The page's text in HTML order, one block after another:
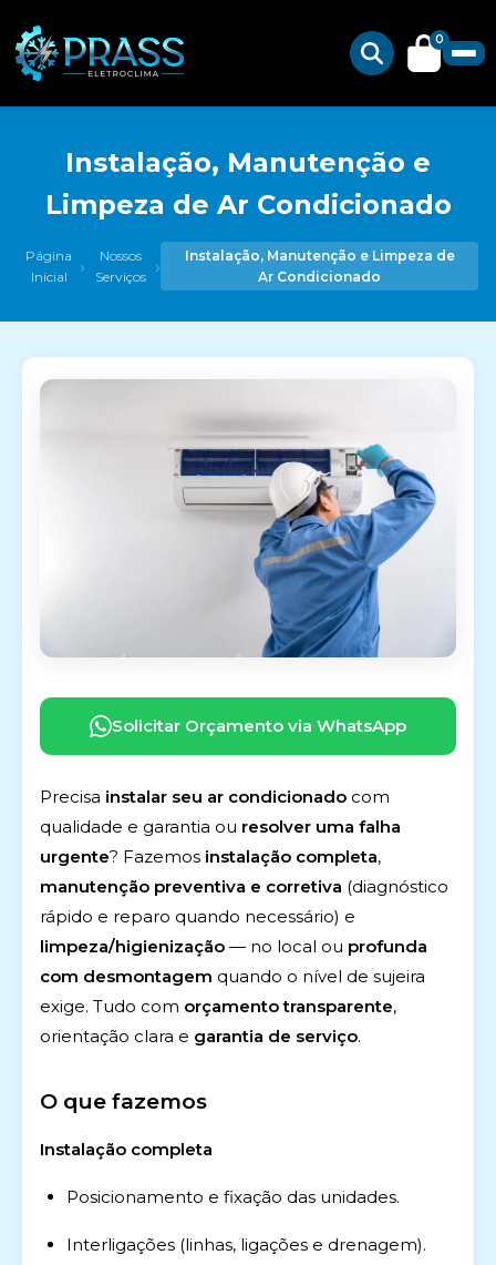
0
Instalação, Manutenção e
Limpeza de Ar Condicionado
Página
Inicial
›
Nossos
Serviços
›
Instalação, Manutenção e Limpeza de
Ar Condicionado
Solicitar Orçamento via WhatsApp
Precisa instalar seu ar condicionado com
qualidade e garantia ou resolver uma falha
urgente? Fazemos instalação completa,
manutenção preventiva e corretiva (diagnóstico
rápido e reparo quando necessário) e
limpeza/higienização — no local ou profunda
com desmontagem quando o nível de sujeira
exige. Tudo com orçamento transparente,
orientação clara e garantia de serviço.
O que fazemos
Instalação completa
Posicionamento e fixação das unidades.
Interligações (linhas, ligações e drenagem).